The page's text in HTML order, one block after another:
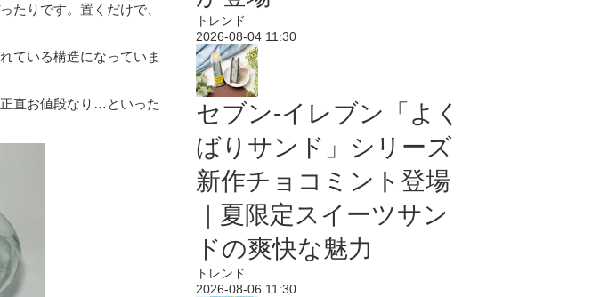
たりです。置くだけで、
ている構造になっていま
直お値段なり…といった
トレンド
2026-08-04 11:30
セブン‐イレブン「よく
ばりサンド」シリーズ
新作チョコミント登場
｜夏限定スイーツサン
ドの爽快な魅力
トレンド
2026-08-06 11:30